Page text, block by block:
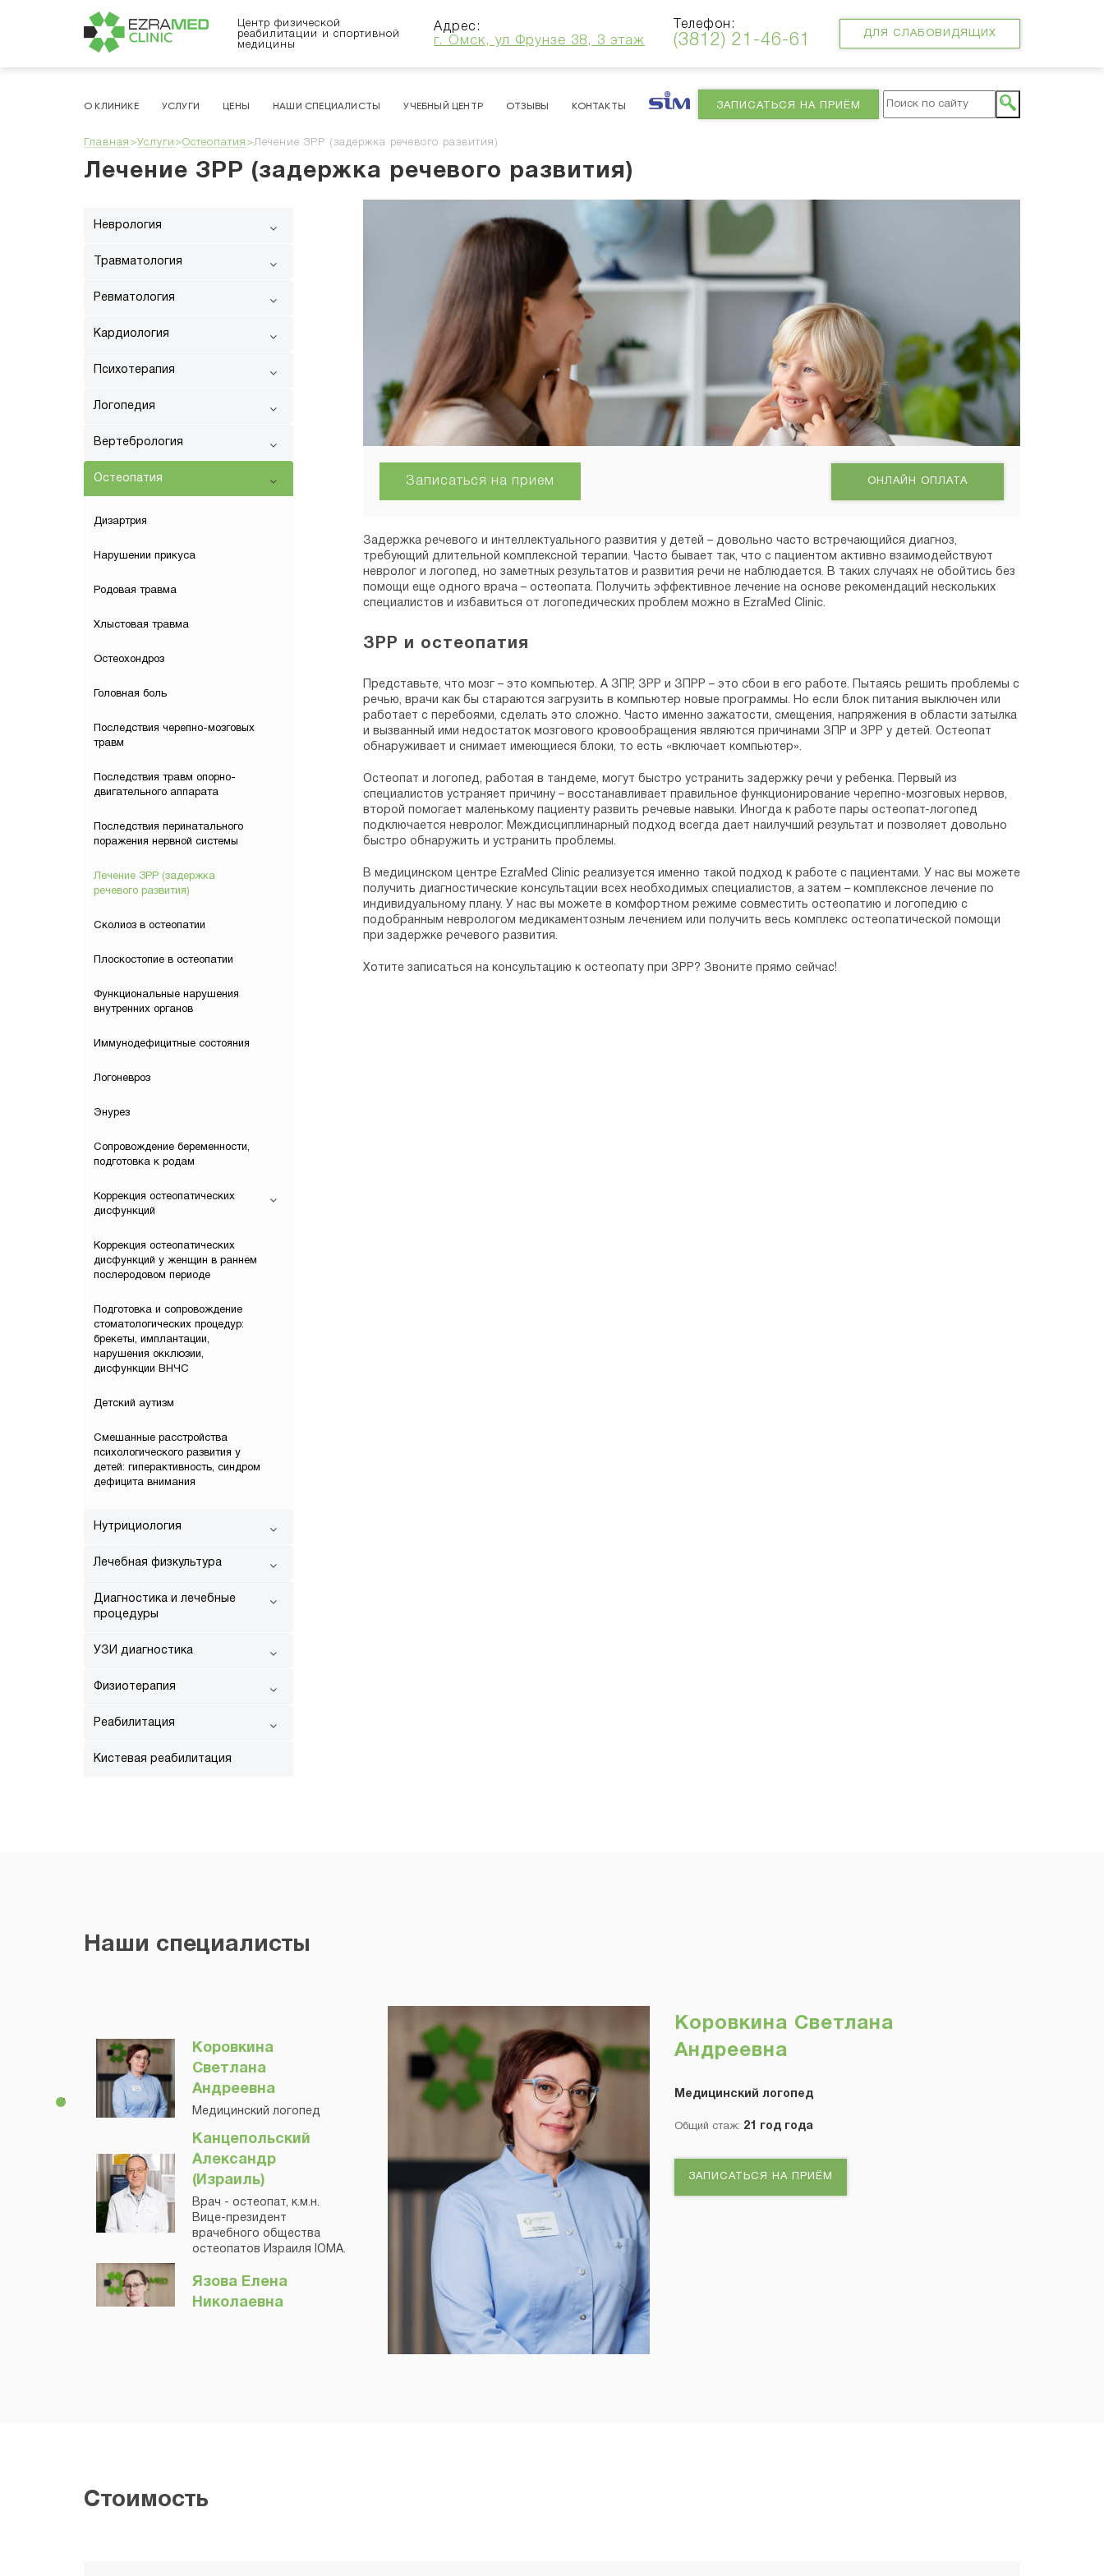
Центр физической
реабилитации и спортивной
медицины
Адрес:
г. Омск, ул Фрунзе 38, 3 этаж
Телефон:
(3812) 21-46-61 ДЛЯ СЛАБОВИДЯЩИХ
О КЛИНИКЕ УСЛУГИ ЦЕНЫ НАШИ СПЕЦИАЛИСТЫ УЧЕБНЫЙ ЦЕНТР ОТЗЫВЫ КОНТАКТЫ ЗАПИСАТЬСЯ НА ПРИЁМ
Главная >Услуги >Остеопатия > Лечение ЗРР (задержка речевого развития)
Лечение ЗРР (задержка речевого развития)
Неврология
Травматология
Ревматология
Кардиология
Психотерапия
Логопедия
Вертебрология
Остеопатия
Дизартрия
Нарушении прикуса
Родовая травма
Хлыстовая травма
Остеохондроз
Головная боль
Последствия черепно-мозговых
травм
Последствия травм опорно-
двигательного аппарата
Последствия перинатального
поражения нервной системы
Лечение ЗРР (задержка
речевого развития)
Сколиоз в остеопатии
Плоскостопие в остеопатии
Функциональные нарушения
внутренних органов
Иммунодефицитные состояния
Логоневроз
Энурез
Сопровождение беременности,
подготовка к родам
Коррекция остеопатических
дисфункций
Коррекция остеопатических
дисфункций у женщин в раннем
послеродовом периоде
Подготовка и сопровождение
стоматологических процедур:
брекеты, имплантации,
нарушения окклюзии,
дисфункции ВНЧС
Детский аутизм
Смешанные расстройства
психологического развития у
детей: гиперактивность, синдром
дефицита внимания
Нутрициология
Лечебная физкультура
Диагностика и лечебные
процедуры
УЗИ диагностика
Физиотерапия
Реабилитация
Кистевая реабилитация
Записаться на прием ОНЛАЙН ОПЛАТА
Задержка речевого и интеллектуального развития у детей – довольно часто встречающийся диагноз,
требующий длительной комплексной терапии. Часто бывает так, что с пациентом активно взаимодействуют
невролог и логопед, но заметных результатов и развития речи не наблюдается. В таких случаях не обойтись без
помощи еще одного врача – остеопата. Получить эффективное лечение на основе рекомендаций нескольких
специалистов и избавиться от логопедических проблем можно в EzraMed Clinic.
ЗРР и остеопатия
Представьте, что мозг – это компьютер. А ЗПР, ЗРР и ЗПРР – это сбои в его работе. Пытаясь решить проблемы с
речью, врачи как бы стараются загрузить в компьютер новые программы. Но если блок питания выключен или
работает с перебоями, сделать это сложно. Часто именно зажатости, смещения, напряжения в области затылка
и вызванный ими недостаток мозгового кровообращения являются причинами ЗПР и ЗРР у детей. Остеопат
обнаруживает и снимает имеющиеся блоки, то есть «включает компьютер».
Остеопат и логопед, работая в тандеме, могут быстро устранить задержку речи у ребенка. Первый из
специалистов устраняет причину – восстанавливает правильное функционирование черепно-мозговых нервов,
второй помогает маленькому пациенту развить речевые навыки. Иногда к работе пары остеопат-логопед
подключается невролог. Междисциплинарный подход всегда дает наилучший результат и позволяет довольно
быстро обнаружить и устранить проблемы.
В медицинском центре EzraMed Clinic реализуется именно такой подход к работе с пациентами. У нас вы можете
получить диагностические консультации всех необходимых специалистов, а затем – комплексное лечение по
индивидуальному плану. У нас вы можете в комфортном режиме совместить остеопатию и логопедию с
подобранным неврологом медикаментозным лечением или получить весь комплекс остеопатической помощи
при задержке речевого развития.
Хотите записаться на консультацию к остеопату при ЗРР? Звоните прямо сейчас!
Наши специалисты
Коровкина
Светлана
Андреевна
Медицинский логопед
Канцепольский
Александр
(Израиль)
Врач - остеопат, к.м.н.
Вице-президент
врачебного общества
остеопатов Израиля IOMA.
Язова Елена
Николаевна
Коровкина Светлана
Андреевна
Медицинский логопед
Общий стаж: 21 год года
ЗАПИСАТЬСЯ НА ПРИЁМ
Стоимость